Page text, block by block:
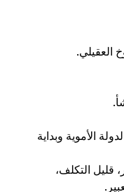
العقيلي.
الأموية وبداية
قليل التكلف،